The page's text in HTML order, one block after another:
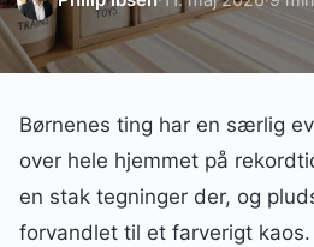
Børnenes ting har en særlig
over hele hjemmet på
en stak tegninger der, og
forvandlet til et farverigt